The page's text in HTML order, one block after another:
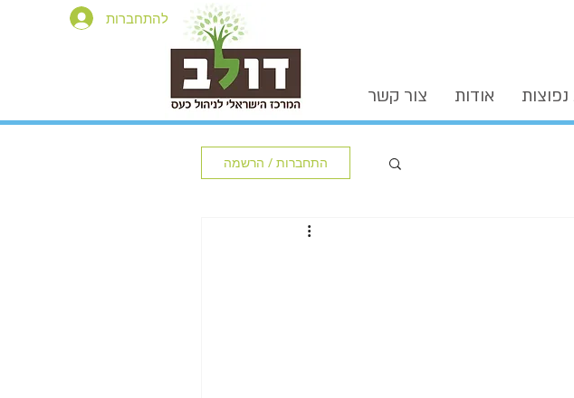
אודות צור קשר
להתחברות
התחברות / הרשמה